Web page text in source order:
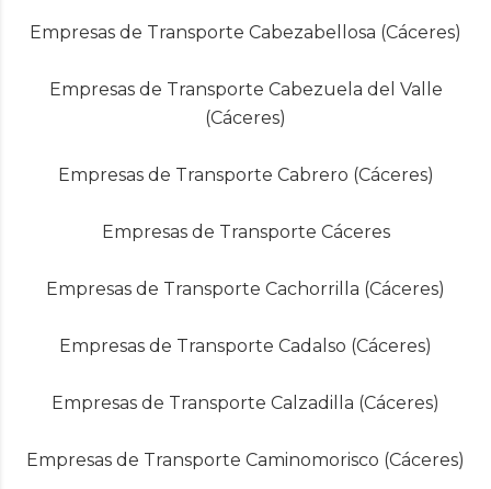
Empresas de Transporte Cabezabellosa (Cáceres)
Empresas de Transporte Cabezuela del Valle
(Cáceres)
Empresas de Transporte Cabrero (Cáceres)
Empresas de Transporte Cáceres
Empresas de Transporte Cachorrilla (Cáceres)
Empresas de Transporte Cadalso (Cáceres)
Empresas de Transporte Calzadilla (Cáceres)
Empresas de Transporte Caminomorisco (Cáceres)